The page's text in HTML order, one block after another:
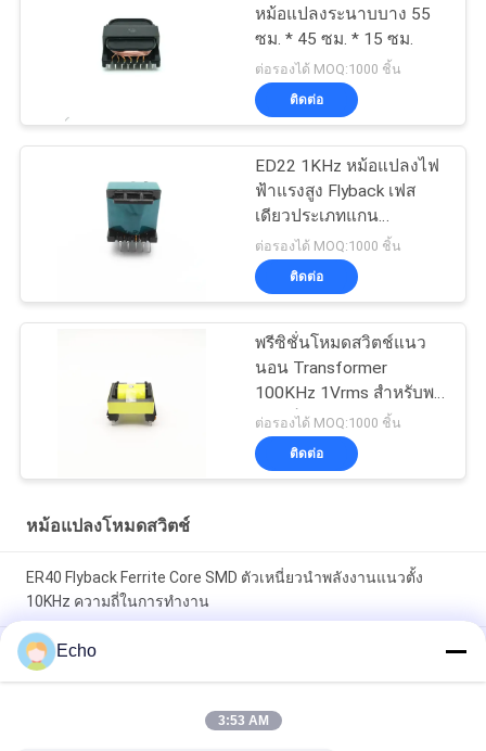
หม้อแปลงระนาบบาง 55
ซม. * 45 ซม. * 15 ซม.
ต่อรองได้ MOQ:1000 ชิ้น
ติดต่อ
ED22 1KHz หม้อแปลงไฟ
ฟ้าแรงสูง Flyback เฟส
เดียวประเภทแกน
ISO14001
ต่อรองได้ MOQ:1000 ชิ้น
ติดต่อ
พรีซิชั่นโหมดสวิตช์แนว
นอน Transformer
100KHz 1Vrms สำหรับพา
วเวอร์ซัพพลาย
ต่อรองได้ MOQ:1000 ชิ้น
ติดต่อ
หม้อแปลงโหมดสวิตช์
ER40 Flyback Ferrite Core SMD ตัวเหนี่ยวนำพลังงานแนวตั้ง
10KHz ความถี่ในการทำงาน
AC MnZn Power Ferrite Core Transformer 3 - 5W กำลังไฟขนาด
เล็กความถี่สูง
หม้อแปลงโหมดสวิตช์แนวนอน 60 - 80W MnZn Power Ferrite
Echo
3:53 AM